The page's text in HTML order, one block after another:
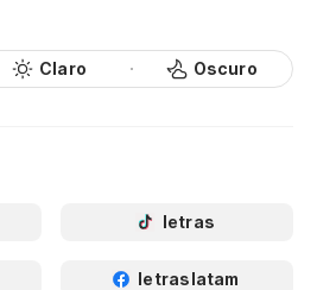
Claro Oscuro
letras
letraslatam